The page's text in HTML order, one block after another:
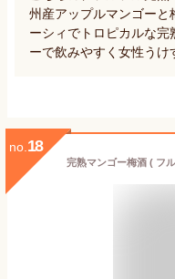
州産アップルマンゴーと
ーシィでトロピカルな完
ーで飲みやすく女性うけ
no. 18